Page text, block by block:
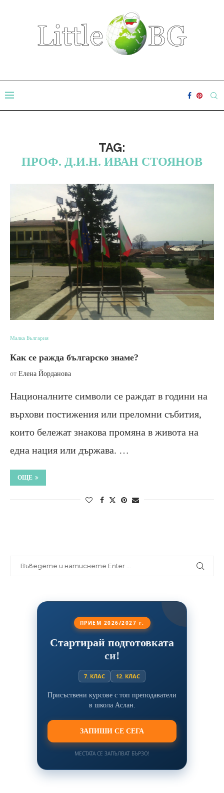
TAG:
ПРОФ. Д.И.Н. ИВАН СТОЯНОВ
Малка България
Как се ражда българско знаме?
от Елена Йорданова
Националните символи се раждат в години на
върхови постижения или преломни събития,
които бележат знакова промяна в живота на
една нация или държава. …
ОЩЕ
ПРИЕМ 2026/2027 г.
Стартирай подготовката
си!
7. КЛАС 12. КЛАС
Присъствени курсове с топ преподаватели
в школа Аслан.
ЗАПИШИ СЕ СЕГА
МЕСТАТА СЕ ЗАПЪЛВАТ БЪРЗО!